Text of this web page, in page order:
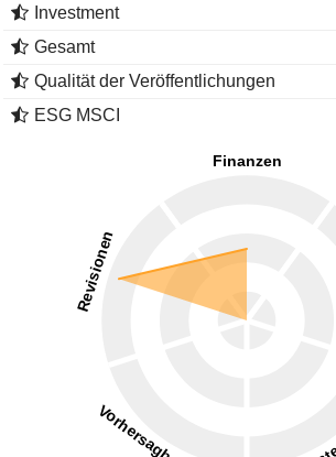
Investment
Gesamt
Qualität der Veröffentlichungen
ESG MSCI